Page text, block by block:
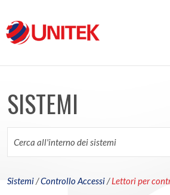
SISTEMI
Sistemi/Controllo Accessi/Lettori per